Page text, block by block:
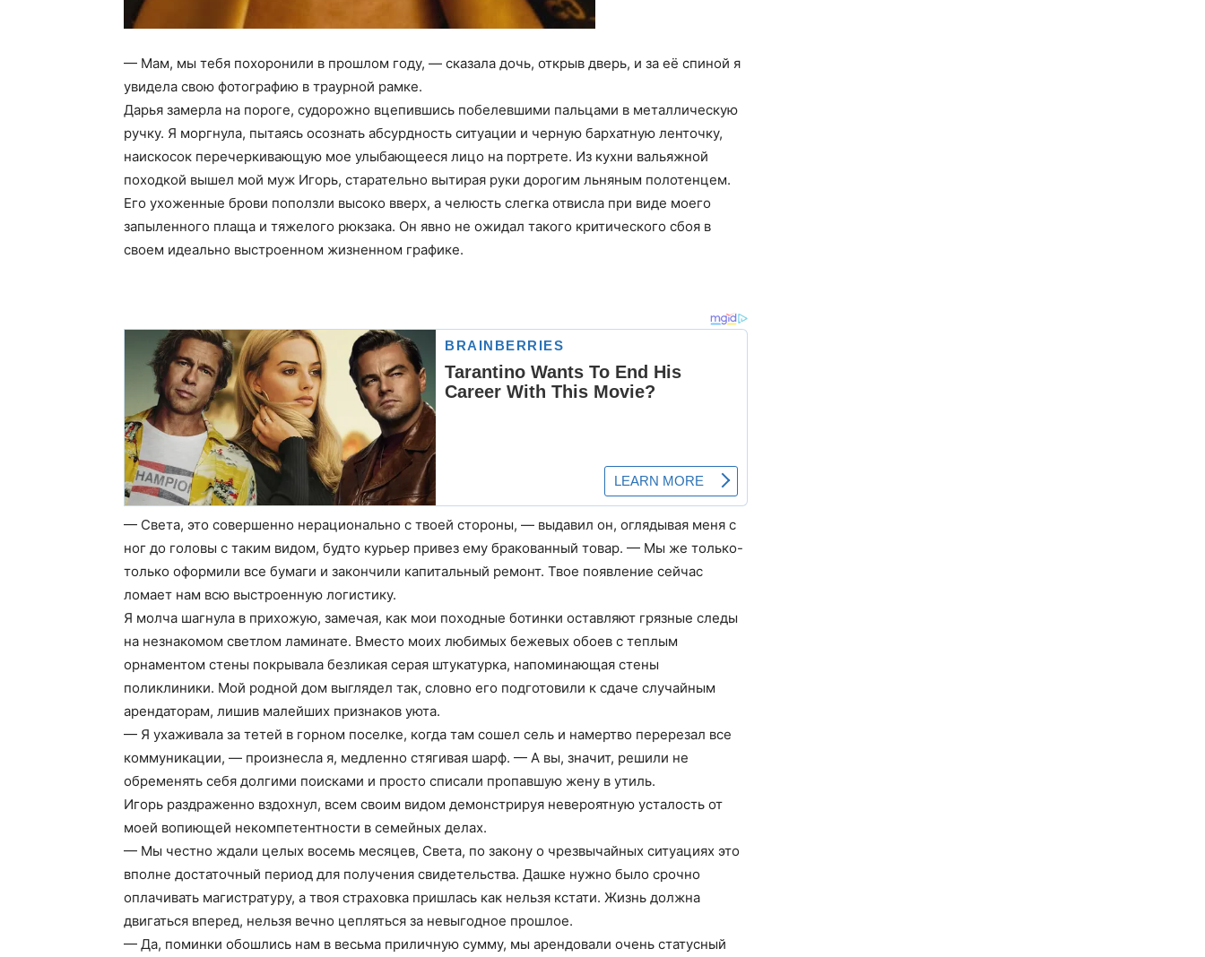
— Мам, мы тебя похоронили в прошлом году, — сказала дочь, открыв дверь, и за её спиной я
увидела свою фотографию в траурной рамке.
Дарья замерла на пороге, судорожно вцепившись побелевшими пальцами в металлическую
ручку. Я моргнула, пытаясь осознать абсурдность ситуации и черную бархатную ленточку,
наискосок перечеркивающую мое улыбающееся лицо на портрете. Из кухни вальяжной
походкой вышел мой муж Игорь, старательно вытирая руки дорогим льняным полотенцем.
Его ухоженные брови поползли высоко вверх, а челюсть слегка отвисла при виде моего
запыленного плаща и тяжелого рюкзака. Он явно не ожидал такого критического сбоя в
своем идеально выстроенном жизненном графике.
— Света, это совершенно нерационально с твоей стороны, — выдавил он, оглядывая меня с
ног до головы с таким видом, будто курьер привез ему бракованный товар. — Мы же только-
только оформили все бумаги и закончили капитальный ремонт. Твое появление сейчас
ломает нам всю выстроенную логистику.
Я молча шагнула в прихожую, замечая, как мои походные ботинки оставляют грязные следы
на незнакомом светлом ламинате. Вместо моих любимых бежевых обоев с теплым
орнаментом стены покрывала безликая серая штукатурка, напоминающая стены
поликлиники. Мой родной дом выглядел так, словно его подготовили к сдаче случайным
арендаторам, лишив малейших признаков уюта.
— Я ухаживала за тетей в горном поселке, когда там сошел сель и намертво перерезал все
коммуникации, — произнесла я, медленно стягивая шарф. — А вы, значит, решили не
обременять себя долгими поисками и просто списали пропавшую жену в утиль.
Игорь раздраженно вздохнул, всем своим видом демонстрируя невероятную усталость от
моей вопиющей некомпетентности в семейных делах.
— Мы честно ждали целых восемь месяцев, Света, по закону о чрезвычайных ситуациях это
вполне достаточный период для получения свидетельства. Дашке нужно было срочно
оплачивать магистратуру, а твоя страховка пришлась как нельзя кстати. Жизнь должна
двигаться вперед, нельзя вечно цепляться за невыгодное прошлое.
— Да, поминки обошлись нам в весьма приличную сумму, мы арендовали очень статусный